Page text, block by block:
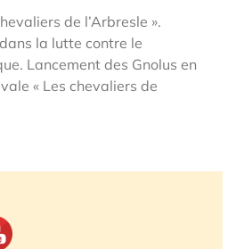
de l’Arbresle ».
la lutte contre le
Lancement des Gnolus en
« Les chevaliers de